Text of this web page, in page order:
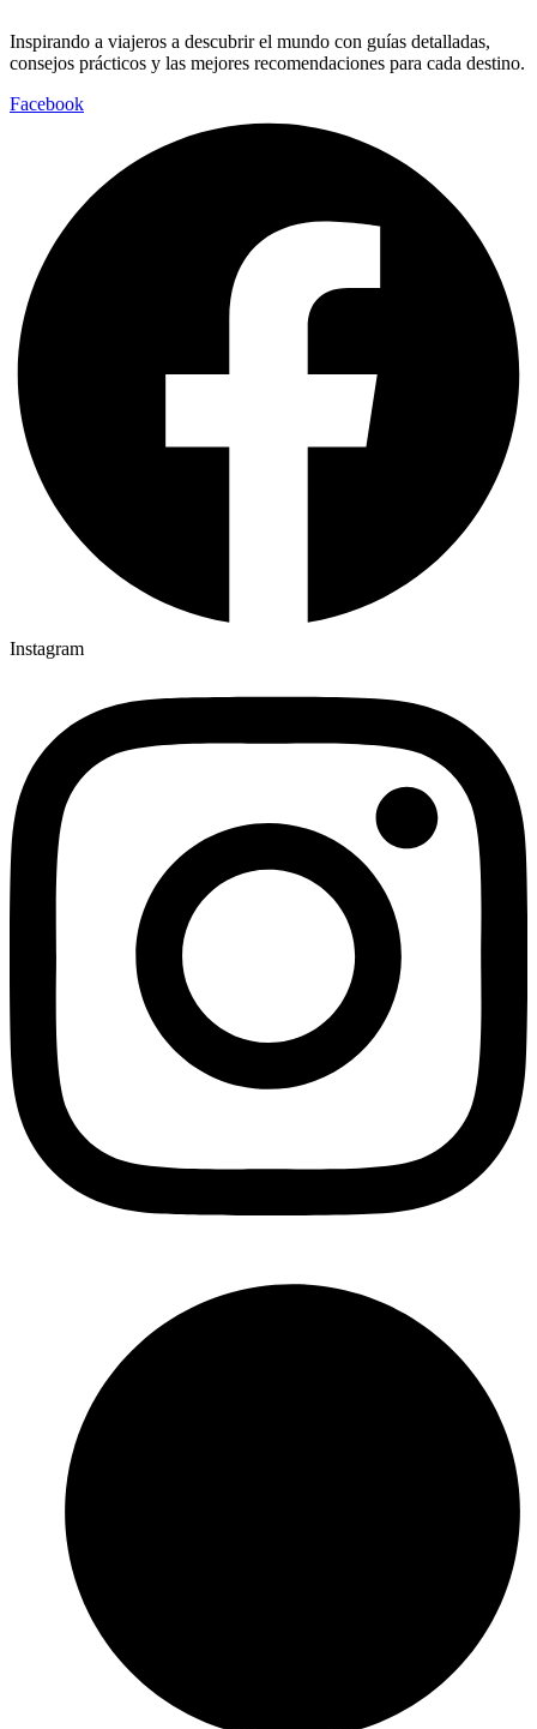
Inspirando a viajeros a descubrir el mundo con guías detalladas,
consejos prácticos y las mejores recomendaciones para cada destino.
Facebook
Instagram